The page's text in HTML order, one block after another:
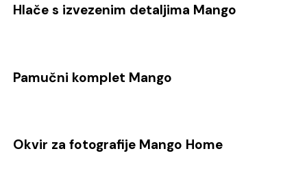
Hlače s izvezenim detaljima Mango
Pamučni komplet Mango
Okvir za fotografije Mango Home